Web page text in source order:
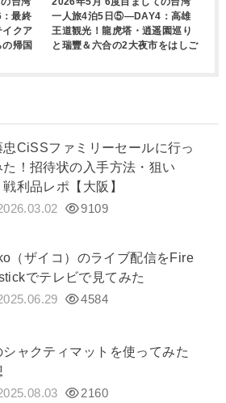
最終
クア
帰国
一人旅4泊5日⑤―DAY4：高雄
王道観光！龍虎塔・逍遥園巡り
と瑞豐＆六合の2大夜市をはしご
忠CiSSファミリーセールに行っ
た！招待状の入手方法・狙い
戦利品レポ【大阪】
9109
（ザイコ）のライブ配信をFire
でテレビで見てみた
4584
シャクティマットを使ってみた
2160